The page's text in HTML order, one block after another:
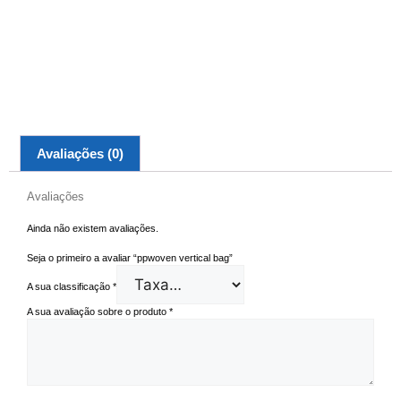
Avaliações (0)
Avaliações
Ainda não existem avaliações.
Seja o primeiro a avaliar “ppwoven vertical bag”
A sua classificação *
A sua avaliação sobre o produto *